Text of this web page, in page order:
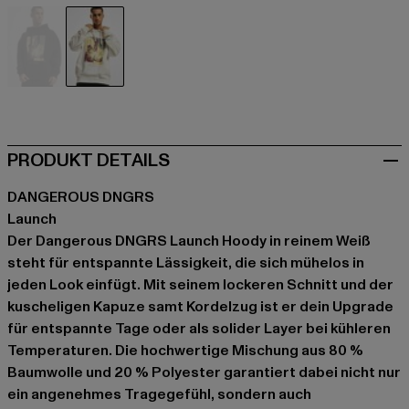
PRODUKT DETAILS
DANGEROUS DNGRS
Launch
Der Dangerous DNGRS Launch Hoody in reinem Weiß
steht für entspannte Lässigkeit, die sich mühelos in
jeden Look einfügt. Mit seinem lockeren Schnitt und der
kuscheligen Kapuze samt Kordelzug ist er dein Upgrade
für entspannte Tage oder als solider Layer bei kühleren
Temperaturen. Die hochwertige Mischung aus 80 %
Baumwolle und 20 % Polyester garantiert dabei nicht nur
ein angenehmes Tragegefühl, sondern auch